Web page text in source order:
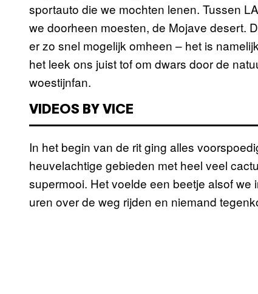
sportauto die we mochten lenen. Tussen
we doorheen moesten, de Mojave desert.
er zo snel mogelijk omheen – het is
het leek ons juist tof om dwars door de
woestijnfan.
VIDEOS BY VICE
In het begin van de rit ging alles
heuvelachtige gebieden met heel veel
supermooi. Het voelde een beetje alsof
uren over de weg rijden en niemand